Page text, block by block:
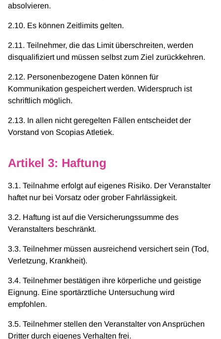
absolvieren.
2.10. Es können Zeitlimits gelten.
2.11. Teilnehmer, die das Limit überschreiten, werden
disqualifiziert und müssen selbst zum Ziel zurückkehren.
2.12. Personenbezogene Daten können für
Kommunikation gespeichert werden. Widerspruch ist
schriftlich möglich.
2.13. In allen nicht geregelten Fällen entscheidet der
Vorstand von Scopias Atletiek.
Artikel 3: Haftung
3.1. Teilnahme erfolgt auf eigenes Risiko. Der Veranstalter
haftet nur bei Vorsatz oder grober Fahrlässigkeit.
3.2. Haftung ist auf die Versicherungssumme des
Veranstalters beschränkt.
3.3. Teilnehmer müssen ausreichend versichert sein (Tod,
Verletzung, Krankheit).
3.4. Teilnehmer bestätigen ihre körperliche und geistige
Eignung. Eine sportärztliche Untersuchung wird
empfohlen.
3.5. Teilnehmer stellen den Veranstalter von Ansprüchen
Dritter durch eigenes Verhalten frei.